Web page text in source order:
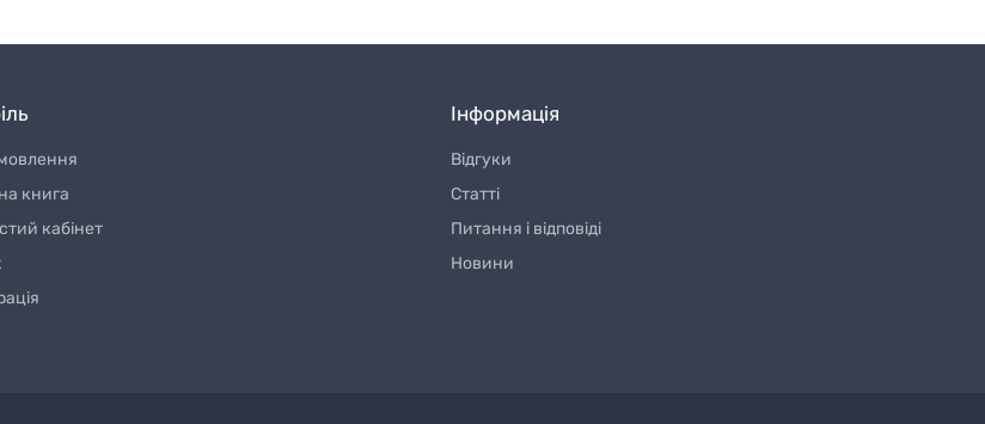
книга
кабінет
Інформація
Відгуки
Статті
Питання і відповіді
Новини